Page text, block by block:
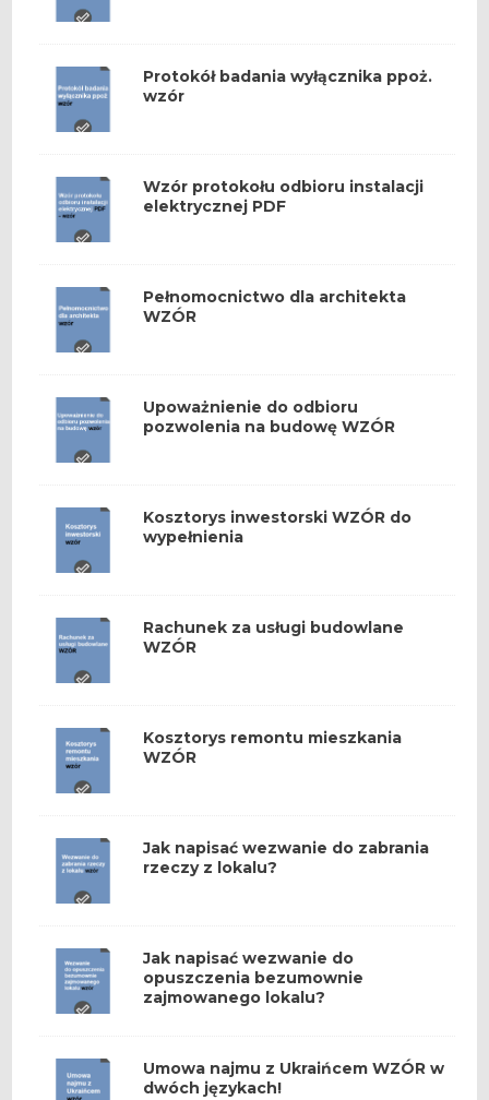
Protokół badania wyłącznika ppoż.
wzór
Wzór protokołu odbioru instalacji
elektrycznej PDF
Pełnomocnictwo dla architekta
WZÓR
Upoważnienie do odbioru
pozwolenia na budowę WZÓR
Kosztorys inwestorski WZÓR do
wypełnienia
Rachunek za usługi budowlane
WZÓR
Kosztorys remontu mieszkania
WZÓR
Jak napisać wezwanie do zabrania
rzeczy z lokalu?
Jak napisać wezwanie do
opuszczenia bezumownie
zajmowanego lokalu?
Umowa najmu z Ukraińcem WZÓR w
dwóch językach!